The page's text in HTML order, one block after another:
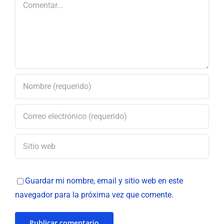
Guardar mi nombre, email y sitio web en este
navegador para la próxima vez que comente.